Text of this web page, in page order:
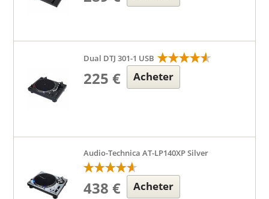
Dual DTJ 301-1 USB
225 € Acheter
Audio-Technica AT-LP140XP Silver
438 € Acheter